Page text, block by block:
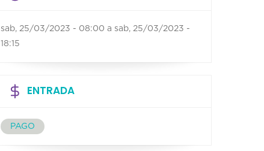
sab, 25/03/2023 - 08:00 a sab, 25/03/2023 -
18:15
ENTRADA
PAGO